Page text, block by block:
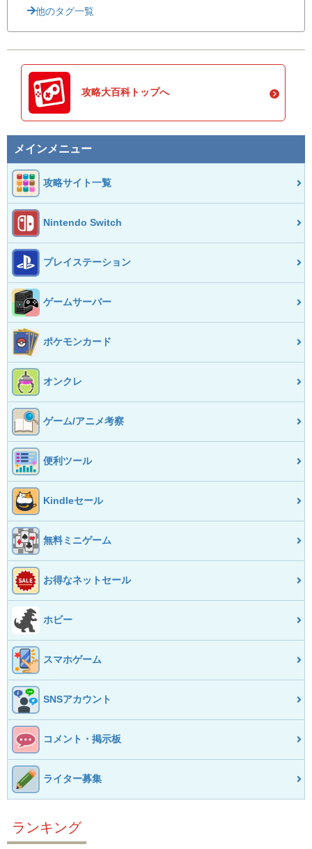
他のタグ一覧
攻略大百科トップへ
メインメニュー
攻略サイト一覧
Nintendo Switch
プレイステーション
ゲームサーバー
ポケモンカード
オンクレ
ゲーム/アニメ考察
便利ツール
Kindleセール
無料ミニゲーム
お得なネットセール
ホビー
スマホゲーム
SNSアカウント
コメント・掲示板
ライター募集
ランキング